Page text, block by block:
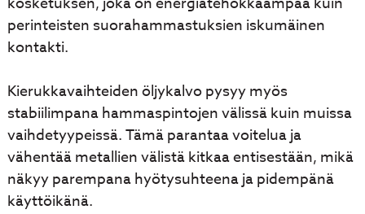
perinteisten suorahammastuksien iskumäinen
kontakti.
Kierukkavaihteiden öljykalvo pysyy myös
stabiilimpana hammaspintojen välissä kuin muissa
vaihdetyypeissä. Tämä parantaa voitelua ja
vähentää metallien välistä kitkaa entisestään, mikä
näkyy parempana hyötysuhteena ja pidempänä
käyttöikänä.